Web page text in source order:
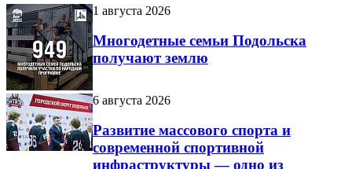
1 августа 2026
Многодетные семьи Подольска
получают землю
6 августа 2026
Развитие массового спорта и
современной спортивной
инфраструктуры — одно из